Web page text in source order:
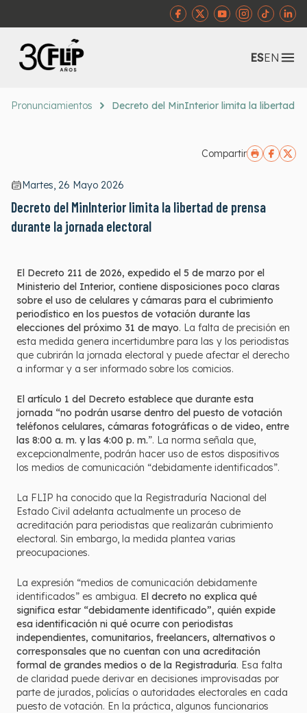
ESEN
Pronunciamientos Decreto del MinInterior limita la libertad
Compartir
Martes, 26 Mayo 2026
Decreto del MinInterior limita la libertad de prensa
durante la jornada electoral
El Decreto 211 de 2026, expedido el 5 de marzo por el
Ministerio del Interior, contiene disposiciones poco claras
sobre el uso de celulares y cámaras para el cubrimiento
periodístico en los puestos de votación durante las
elecciones del próximo 31 de mayo. La falta de precisión en
esta medida genera incertidumbre para las y los periodistas
que cubrirán la jornada electoral y puede afectar el derecho
a informar y a ser informado sobre los comicios.
El artículo 1 del Decreto establece que durante esta
jornada “no podrán usarse dentro del puesto de votación
teléfonos celulares, cámaras fotográficas o de video, entre
las 8:00 a. m. y las 4:00 p. m.”. La norma señala que,
excepcionalmente, podrán hacer uso de estos dispositivos
los medios de comunicación “debidamente identificados”.
La FLIP ha conocido que la Registraduría Nacional del
Estado Civil adelanta actualmente un proceso de
acreditación para periodistas que realizarán cubrimiento
electoral. Sin embargo, la medida plantea varias
preocupaciones.
La expresión “medios de comunicación debidamente
identificados” es ambigua. El decreto no explica qué
significa estar “debidamente identificado”, quién expide
esa identificación ni qué ocurre con periodistas
independientes, comunitarios, freelancers, alternativos o
corresponsales que no cuentan con una acreditación
formal de grandes medios o de la Registraduría. Esa falta
de claridad puede derivar en decisiones improvisadas por
parte de jurados, policías o autoridades electorales en cada
puesto de votación. En la práctica, algunos funcionarios